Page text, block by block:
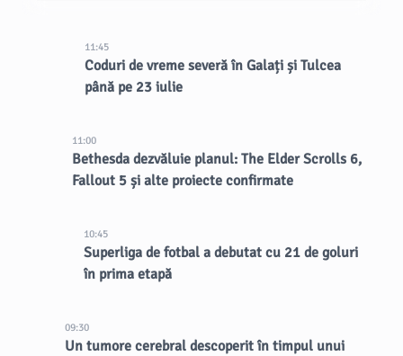
11:45
Coduri de vreme severă în Galați și Tulcea
până pe 23 iulie
11:00
Bethesda dezvăluie planul: The Elder Scrolls 6,
Fallout 5 și alte proiecte confirmate
10:45
Superliga de fotbal a debutat cu 21 de goluri
în prima etapă
09:30
Un tumore cerebral descoperit în timpul unui